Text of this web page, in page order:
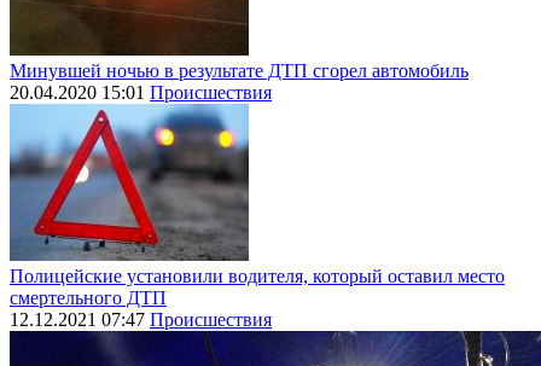
Минувшей ночью в результате ДТП сгорел автомобиль
20.04.2020 15:01 Происшествия
Полицейские установили водителя, который оставил место
смертельного ДТП
12.12.2021 07:47 Происшествия